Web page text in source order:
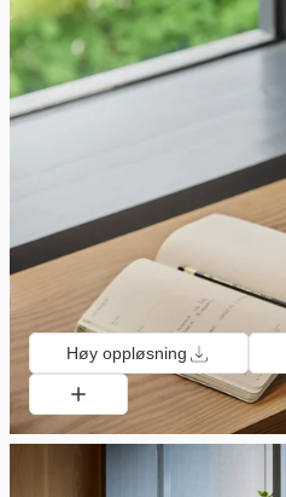
Høy oppløsning